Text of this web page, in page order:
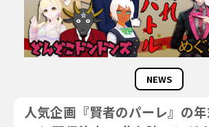
NEWS
人気企画『賢者のパーレ』の